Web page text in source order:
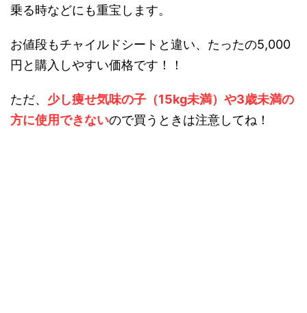
乗る時などにも重宝します。
お値段もチャイルドシートと違い、たったの5,000
円と購入しやすい価格です！！
ただ、 少し痩せ気味の子（15kg未満）や3歳未満の
方に使用できないので買うときは注意してね！